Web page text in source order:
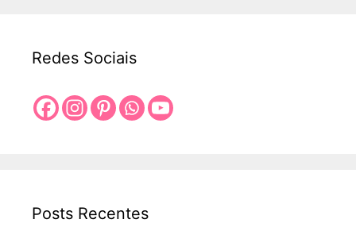
Redes Sociais
Posts Recentes